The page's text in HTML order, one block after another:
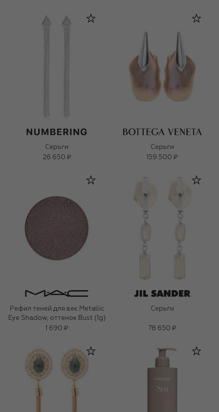
Серьги
26 650 ₽
Серьги
159 500 ₽
Рефил теней для век Metallic
Eye Shadow, оттенок Bust (1g)
1 690 ₽
Серьги
78 650 ₽